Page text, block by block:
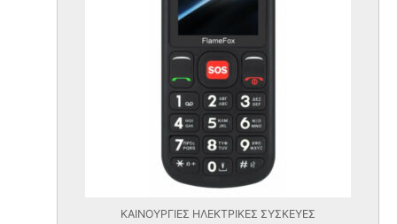
ΚΑΙΝΟΥΡΓΙΕΣ ΗΛΕΚΤΡΙΚΕΣ ΣΥΣΚΕΥΕΣ